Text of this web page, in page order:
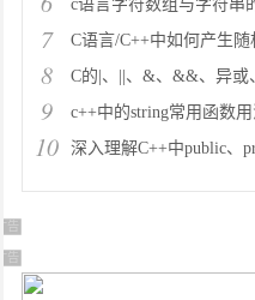
c语言字符数组与字符串
7 C语言/C++中如何产生随
8 C的|、||、&、&&、异或
9 c++中的string常用函数
10 深入理解C++中public、
广告 商业广告，理性选择
广告 商业广告，理性选择